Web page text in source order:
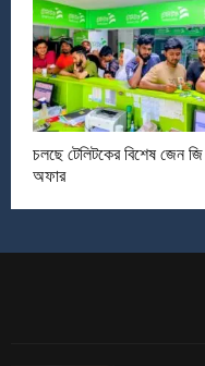
চলছে টেলিটকের বিশেষ জেন জি
অফার